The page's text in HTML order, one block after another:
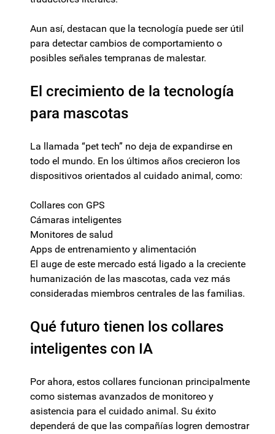
Aun así, destacan que la tecnología puede ser útil
para detectar cambios de comportamiento o
posibles señales tempranas de malestar.
El crecimiento de la tecnología
para mascotas
La llamada “pet tech” no deja de expandirse en
todo el mundo. En los últimos años crecieron los
dispositivos orientados al cuidado animal, como:
Collares con GPS
Cámaras inteligentes
Monitores de salud
Apps de entrenamiento y alimentación
El auge de este mercado está ligado a la creciente
humanización de las mascotas, cada vez más
consideradas miembros centrales de las familias.
Qué futuro tienen los collares
inteligentes con IA
Por ahora, estos collares funcionan principalmente
como sistemas avanzados de monitoreo y
asistencia para el cuidado animal. Su éxito
dependerá de que las compañías logren demostrar